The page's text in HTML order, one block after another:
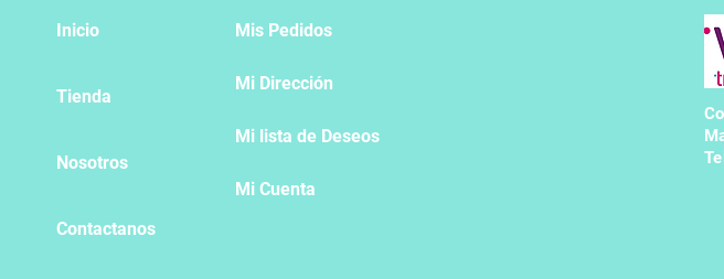
Inicio
Tienda
Nosotros
Contactanos
Mis Pedidos
Mi Dirección
Mi lista de Deseos
Mi Cuenta